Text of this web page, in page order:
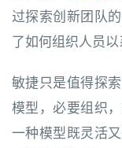
过探索创新团队
了如何组织人员以
敏捷只是值得探
模型，必要组织
一种模型既灵活